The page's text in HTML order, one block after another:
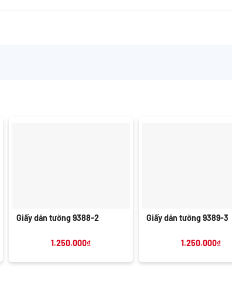
Giấy dán tường 9388-2
1.250.000₫
Giấy dán tường 9389-3
1.250.000₫